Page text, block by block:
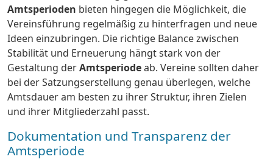
Amtsperioden bieten hingegen die Möglichkeit, die
Vereinsführung regelmäßig zu hinterfragen und neue
Ideen einzubringen. Die richtige Balance zwischen
Stabilität und Erneuerung hängt stark von der
Gestaltung derAmtsperiodeab. Vereine sollten daher
bei der Satzungserstellung genau überlegen, welche
Amtsdauer am besten zu ihrer Struktur, ihren Zielen
und ihrer Mitgliederzahl passt.
Dokumentation und Transparenz der
Amtsperiode